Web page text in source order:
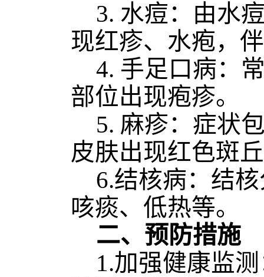
3. 水痘：由水
现红疹、水疱，
4. 手足口病：
部位出现疱疹。
5. 麻疹：症状
皮肤出现红色斑
6.结核病 ：结
咳痰、低热等。
二、 预防措施
1.加强健康监